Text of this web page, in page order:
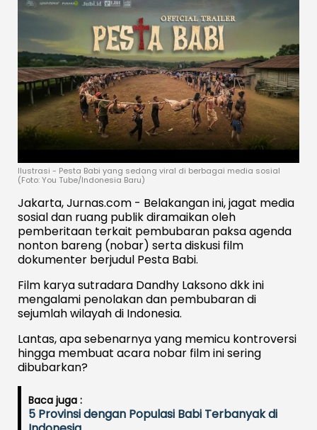
Ilustrasi - Pesta Babi yang sedang viral di berbagai media sosial
(Foto: You Tube/Indonesia Baru)
Jakarta, Jurnas.com - Belakangan ini, jagat media
sosial dan ruang publik diramaikan oleh
pemberitaan terkait pembubaran paksa agenda
nonton bareng (nobar) serta diskusi film
dokumenter berjudul Pesta Babi.
Film karya sutradara Dandhy Laksono dkk ini
mengalami penolakan dan pembubaran di
sejumlah wilayah di Indonesia.
Lantas, apa sebenarnya yang memicu kontroversi
hingga membuat acara nobar film ini sering
dibubarkan?
Baca juga :
5 Provinsi dengan Populasi Babi Terbanyak di